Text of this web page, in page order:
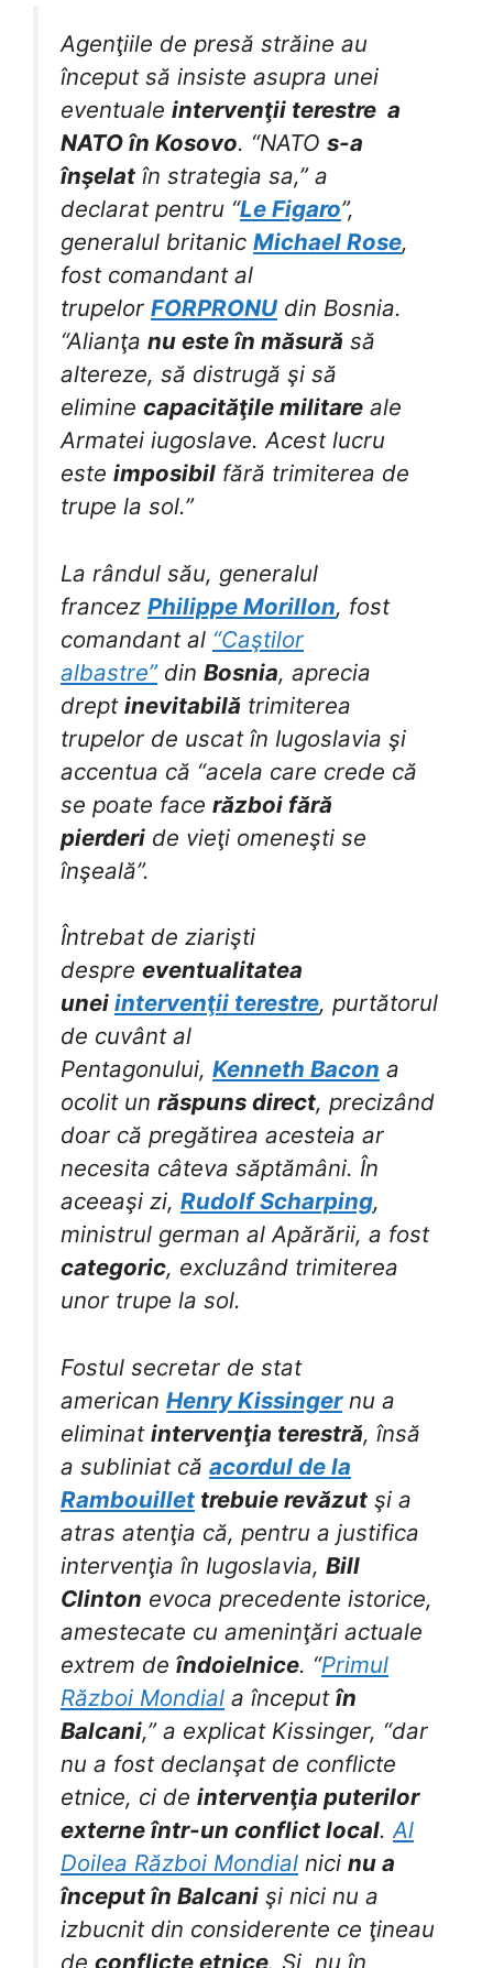
Agenţiile de presă străine au
început să insiste asupra unei
eventuale intervenţii terestre a
NATO în Kosovo. “NATO s-a
înşelat în strategia sa,” a
declarat pentru “Le Figaro”,
generalul britanic Michael Rose,
fost comandant al
trupelor FORPRONU din Bosnia.
“Alianţa nu este în măsură să
altereze, să distrugă şi să
elimine capacităţile militare ale
Armatei iugoslave. Acest lucru
este imposibil fără trimiterea de
trupe la sol.”
La rândul său, generalul
francez Philippe Morillon, fost
comandant al “Caştilor
albastre”din Bosnia, aprecia
drept inevitabilă trimiterea
trupelor de uscat în Iugoslavia şi
accentua că “acela care crede că
se poate face război fără
pierderi de vieţi omeneşti se
înşeală”.
Întrebat de ziarişti
despre eventualitatea
unei intervenţii terestre, purtătorul
de cuvânt al
Pentagonului, Kenneth Bacon a
ocolit un răspuns direct, precizând
doar că pregătirea acesteia ar
necesita câteva săptămâni. În
aceeaşi zi, Rudolf Scharping,
ministrul german al Apărării, a fost
categoric, excluzând trimiterea
unor trupe la sol.
Fostul secretar de stat
american Henry Kissingernu a
eliminat intervenţia terestră, însă
a subliniat că acordul de la
Rambouillet trebuie revăzut şi a
atras atenţia că, pentru a justifica
intervenţia în Iugoslavia, Bill
Clinton evoca precedente istorice,
amestecate cu ameninţări actuale
extrem de îndoielnice. “Primul
Război Mondial a început în
Balcani,” a explicat Kissinger, “dar
nu a fost declanşat de conflicte
etnice, ci de intervenţia puterilor
externe într-un conflict local. Al
Doilea Război Mondial nici nu a
început în Balcani şi nici nu a
izbucnit din considerente ce ţineau
de conflicte etnice. Şi, nu în